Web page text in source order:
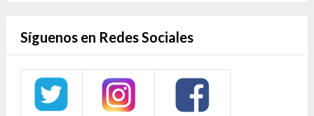
Síguenos en Redes Sociales